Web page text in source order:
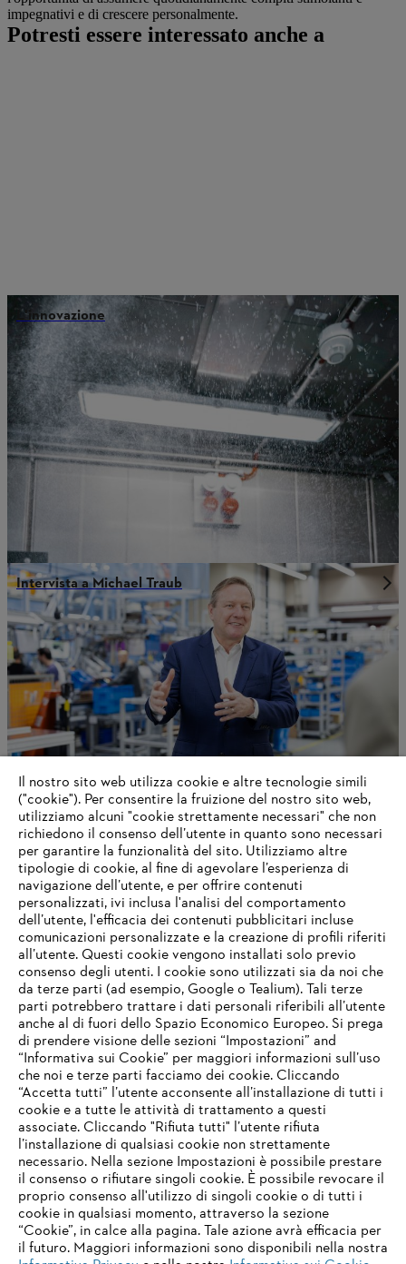
impegnativi e di crescere personalmente.
Potresti essere interessato anche a
L'innovazione
Intervista a Michael Traub
Prima la batteria, meglio la benzina
Informazioni per i fornitori
I prodotti
Contatto
Carriera
Sistema Whistleblower
Il nostro sito web utilizza cookie e altre tecnologie simili
("cookie"). Per consentire la fruizione del nostro sito web,
utilizziamo alcuni "cookie strettamente necessari" che non
richiedono il consenso dell’utente in quanto sono necessari
per garantire la funzionalità del sito. Utilizziamo altre
tipologie di cookie, al fine di agevolare l’esperienza di
navigazione dell’utente, e per offrire contenuti
personalizzati, ivi inclusa l'analisi del comportamento
dell’utente, l'efficacia dei contenuti pubblicitari incluse
comunicazioni personalizzate e la creazione di profili riferiti
all’utente. Questi cookie vengono installati solo previo
consenso degli utenti. I cookie sono utilizzati sia da noi che
da terze parti (ad esempio, Google o Tealium). Tali terze
parti potrebbero trattare i dati personali riferibili all’utente
anche al di fuori dello Spazio Economico Europeo. Si prega
di prendere visione delle sezioni “Impostazioni” and
“Informativa sui Cookie” per maggiori informazioni sull’uso
che noi e terze parti facciamo dei cookie. Cliccando
“Accetta tutti” l’utente acconsente all’installazione di tutti i
cookie e a tutte le attività di trattamento a questi
associate. Cliccando "Rifiuta tutti" l’utente rifiuta
l’installazione di qualsiasi cookie non strettamente
necessario. Nella sezione Impostazioni è possibile prestare
il consenso o rifiutare singoli cookie. È possibile revocare il
proprio consenso all'utilizzo di singoli cookie o di tutti i
cookie in qualsiasi momento, attraverso la sezione
“Cookie”, in calce alla pagina. Tale azione avrà efficacia per
il futuro. Maggiori informazioni sono disponibili nella nostra